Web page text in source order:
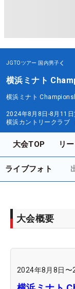
JGTOツアー 国内男子
横浜ミナト
横浜ミナト
2024年8月8日-8月11日
横浜カントリークラブ
大会TOP リ
ライブフォト
大会概要
2024年8月8日 〜